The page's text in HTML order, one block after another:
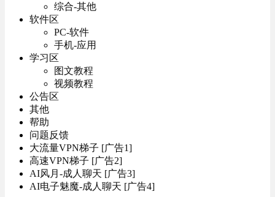
综合-其他
软件区
PC-软件
手机-应用
学习区
图文教程
视频教程
公告区
其他
帮助
问题反馈
大流量VPN梯子 [广告1]
高速VPN梯子 [广告2]
AI风月-成人聊天 [广告3]
AI电子魅魔-成人聊天 [广告4]